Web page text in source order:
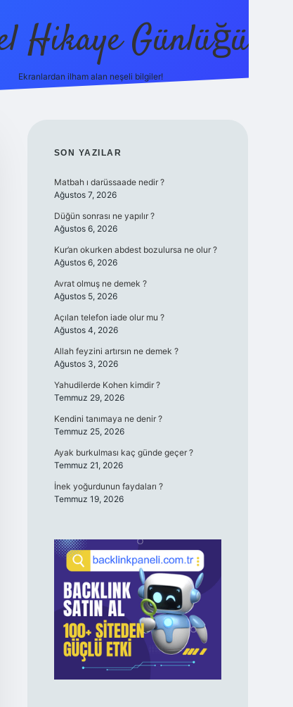
Hikaye Günlüğü
Ekranlardan ilham alan neşeli bilgiler!
SIDEBAR
SON YAZILAR
Matbah ı darüssaade nedir ?
Ağustos 7, 2026
Düğün sonrası ne yapılır ?
Ağustos 6, 2026
Kur’an okurken abdest bozulursa ne olur ?
Ağustos 6, 2026
Avrat olmuş ne demek ?
Ağustos 5, 2026
Açılan telefon iade olur mu ?
Ağustos 4, 2026
Allah feyzini artırsın ne demek ?
Ağustos 3, 2026
Yahudilerde Kohen kimdir ?
Temmuz 29, 2026
Kendini tanımaya ne denir ?
Temmuz 25, 2026
Ayak burkulması kaç günde geçer ?
Temmuz 21, 2026
İnek yoğurdunun faydaları ?
Temmuz 19, 2026